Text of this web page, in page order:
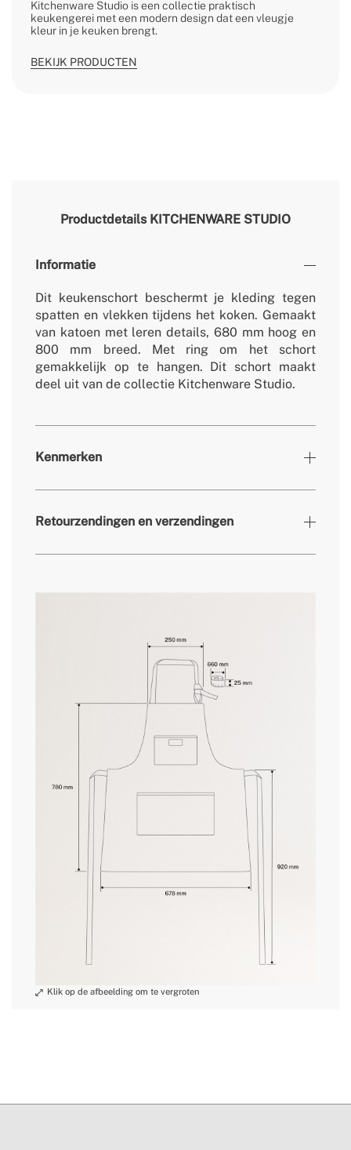
Kitchenware Studio is een collectie praktisch
keukengerei met een modern design dat een vleugje
kleur in je keuken brengt.
BEKIJK PRODUCTEN
Productdetails KITCHENWARE STUDIO
Informatie
Dit keukenschort beschermt je kleding tegen
spatten en vlekken tijdens het koken. Gemaakt
van katoen met leren details, 680 mm hoog en
800 mm breed. Met ring om het schort
gemakkelijk op te hangen. Dit schort maakt
deel uit van de collectie Kitchenware Studio.
Kenmerken
Kleuren Kobaltblauw
Katoen
40ºC
» Beoogd gebruik Alle soorten voedsel
Retourzendingen en verzendingen
retourvoorwaarden